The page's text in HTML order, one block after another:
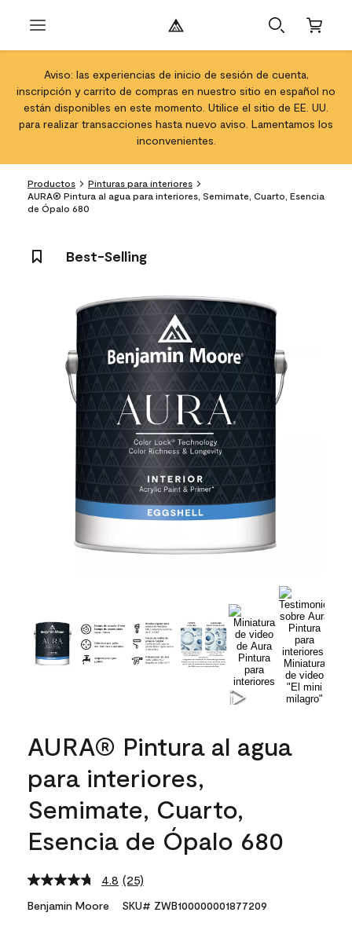
Aviso: las experiencias de inicio de sesión de cuenta,
inscripción y carrito de compras en nuestro sitio en español no
están disponibles en este momento. Utilice el sitio de EE. UU.
para realizar transacciones hasta nuevo aviso. Lamentamos los
inconvenientes.
Productos
Pinturas para interiores
AURA® Pintura al agua para interiores, Semimate, Cuarto, Esencia
de Ópalo 680
Best-Selling
AURA® Pintura al agua
para interiores,
Semimate, Cuarto,
Esencia de Ópalo 680
4.8 Read
25
Reviews.
(25)
Benjamin Moore SKU# ZWB100000001877209